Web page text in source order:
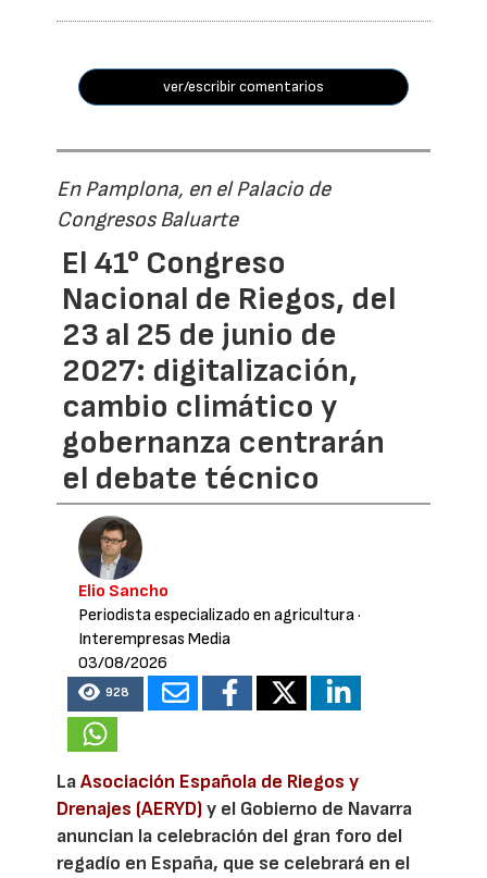
ver/escribir comentarios
En Pamplona, en el Palacio de
Congresos Baluarte
El 41° Congreso
Nacional de Riegos, del
23 al 25 de junio de
2027: digitalización,
cambio climático y
gobernanza centrarán
el debate técnico
Elio Sancho
Periodista especializado en agricultura·
Interempresas Media
03/08/2026
928
LaAsociación Española de Riegos y
Drenajes (AERYD)y el Gobierno de Navarra
anuncian la celebración del gran foro del
regadío en España, que se celebrará en el